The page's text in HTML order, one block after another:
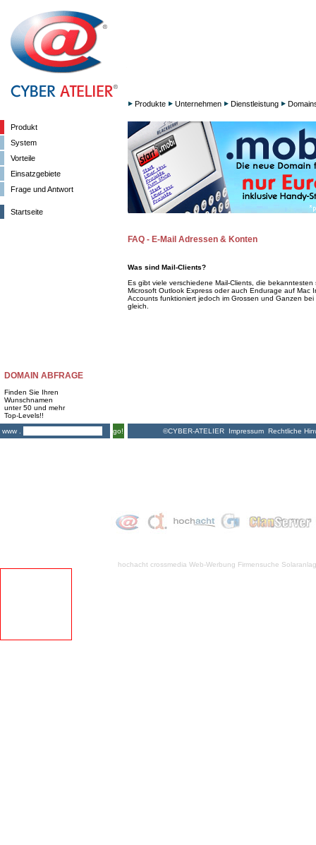
Produkt
System
Vorteile
Einsatzgebiete
Frage und Antwort
Startseite
DOMAIN ABFRAGE
Finden Sie Ihren
Wunschnamen
unter 50 und mehr
Top-Levels!!
www .
go!
Produkte Unternehmen Dienstleistung
FAQ - E-Mail Adressen & Konten
Was sind Mail-Clients?
Es gibt viele verschiedene Mail-Clients, die
Microsoft Outlook Express oder auch Endurage auf Mac
Accounts funktioniert jedoch im Grossen und Ganzen
gleich.
©CYBER-ATELIER Impressum Rechtliche
hochacht crossmedia Web-Werbung Firmensuche